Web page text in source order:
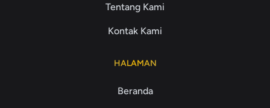
Tentang Kami
Kontak Kami
HALAMAN
Beranda